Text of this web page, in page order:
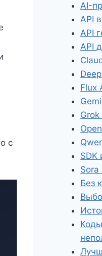
с
AI-
API
API
API
Flux
Grok
SDK
Sora
Без